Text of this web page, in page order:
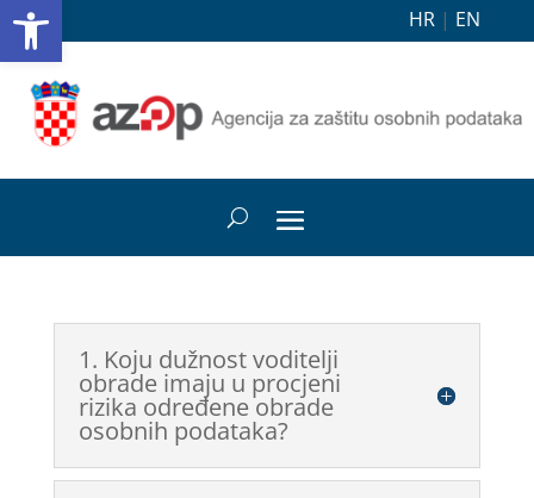
HR | EN
1. Koju dužnost voditelji
obrade imaju u procjeni
rizika određene obrade
osobnih podataka?